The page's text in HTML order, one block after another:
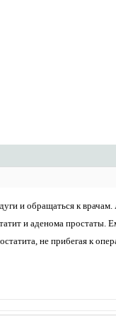
и обращаться к
и аденома простаты.
не прибегая к